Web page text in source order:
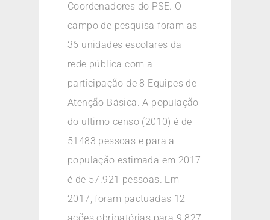
Coordenadores do PSE. O
campo de pesquisa foram as
36 unidades escolares da
rede pública com a
participação de 8 Equipes de
Atenção Básica. A população
do ultimo censo (2010) é de
51483 pessoas e para a
população estimada em 2017
é de 57.921 pessoas. Em
2017, foram pactuadas 12